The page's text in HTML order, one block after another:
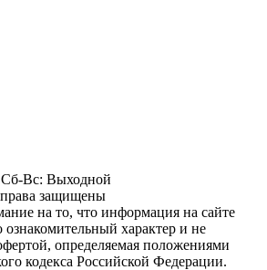
Вс: Выходной
защищены
на то, что информация на сайте
характер и не
определяемая положениями
кодекса Российской Федерации.